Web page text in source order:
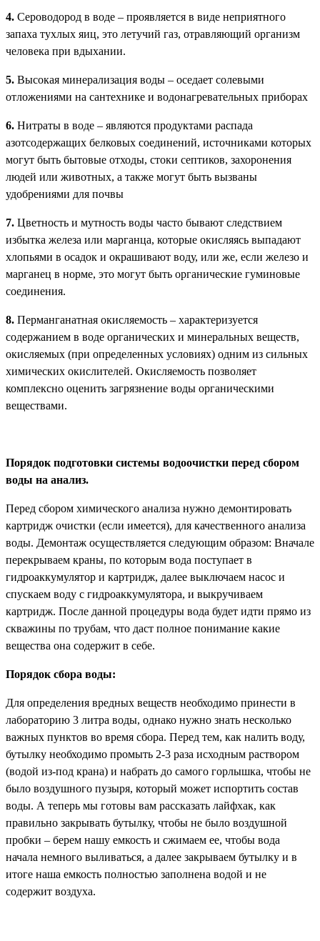
4. Сероводород в воде – проявляется в виде неприятного
запаха тухлых яиц, это летучий газ, отравляющий организм
человека при вдыхании.
5. Высокая минерализация воды – оседает солевыми
отложениями на сантехнике и водонагревательных приборах
6. Нитраты в воде – являются продуктами распада
азотсодержащих белковых соединений, источниками которых
могут быть бытовые отходы, стоки септиков, захоронения
людей или животных, а также могут быть вызваны
удобрениями для почвы
7. Цветность и мутность воды часто бывают следствием
избытка железа или марганца, которые окисляясь выпадают
хлопьями в осадок и окрашивают воду, или же, если железо и
марганец в норме, это могут быть органические гуминовые
соединения.
8. Перманганатная окисляемость – характеризуется
содержанием в воде органических и минеральных веществ,
окисляемых (при определенных условиях) одним из сильных
химических окислителей. Окисляемость позволяет
комплексно оценить загрязнение воды органическими
веществами.
Порядок подготовки системы водоочистки перед сбором
воды на анализ.
Перед сбором химического анализа нужно демонтировать
картридж очистки (если имеется), для качественного анализа
воды. Демонтаж осуществляется следующим образом: Вначале
перекрываем краны, по которым вода поступает в
гидроаккумулятор и картридж, далее выключаем насос и
спускаем воду с гидроаккумулятора, и выкручиваем
картридж. После данной процедуры вода будет идти прямо из
скважины по трубам, что даст полное понимание какие
вещества она содержит в себе.
Порядок сбора воды:
Для определения вредных веществ необходимо принести в
лабораторию 3 литра воды, однако нужно знать несколько
важных пунктов во время сбора. Перед тем, как налить воду,
бутылку необходимо промыть 2-3 раза исходным раствором
(водой из-под крана) и набрать до самого горлышка, чтобы не
было воздушного пузыря, который может испортить состав
воды. А теперь мы готовы вам рассказать лайфхак, как
правильно закрывать бутылку, чтобы не было воздушной
пробки – берем нашу емкость и сжимаем ее, чтобы вода
начала немного выливаться, а далее закрываем бутылку и в
итоге наша емкость полностью заполнена водой и не
содержит воздуха.